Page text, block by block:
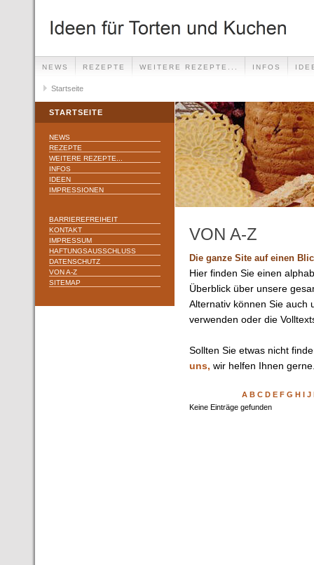
NEWS REZEPTE WEITERE REZEPTE... INFOS
Startseite
STARTSEITE
NEWS
REZEPTE
WEITERE REZEPTE...
INFOS
IDEEN
IMPRESSIONEN
BARRIEREFREIHEIT
KONTAKT
IMPRESSUM
HAFTUNGSAUSSCHLUSS
DATENSCHUTZ
VON A-Z
SITEMAP
VON A-Z
Die ganze Site auf einen
Hier finden Sie einen
Überblick über unsere
Alternativ können Sie auch
verwenden oder die
Sollten Sie etwas nicht
uns, wir helfen Ihnen
A B C D E F G H I J
Keine Einträge gefunden